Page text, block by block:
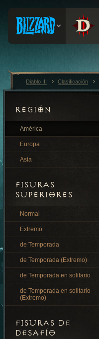
REGIÓN
América
Europa
Asia
FISURAS
SUPERIORES
Normal
Extremo
de Temporada
de Temporada (Extremo)
de Temporada en solitario
de Temporada en solitario
(Extremo)
FISURAS DE
DESAFÍO
Diablo III Clasificación